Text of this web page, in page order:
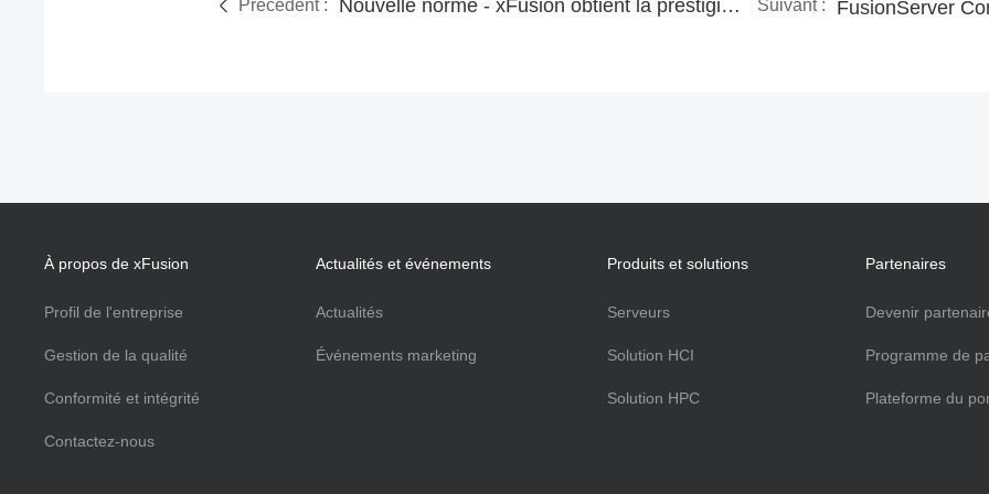
Précédent : Nouvelle norme - xFusion obtient la prestigieuse certification Tick Mark pour son excellente qualité de fabrication Suivant :
À propos de xFusion
Profil de l'entreprise
Gestion de la qualité
Conformité et intégrité
Contactez-nous
Actualités et événements
Actualités
Événements marketing
Produits et solutions
Serveurs
Solution HCI
Solution HPC
Partenaires
Devenir
Programme de
Plateforme du